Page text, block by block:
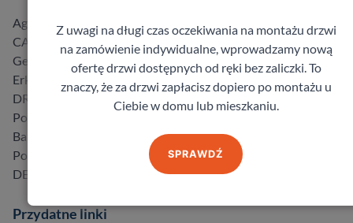
Agmar
CAL
Gerda
Erkado
DRE
Porta
Barański
Pol-Skone
DELTA
Przydatne linki
Z uwagi na długi czas oczekiwania na montażu drzwi
na zamówienie indywidualne, wprowadzamy nową
ofertę drzwi dostępnych od ręki bez zaliczki. To
znaczy, że za drzwi zapłacisz dopiero po montażu u
Ciebie w domu lub mieszkaniu.
SPRAWDŹ